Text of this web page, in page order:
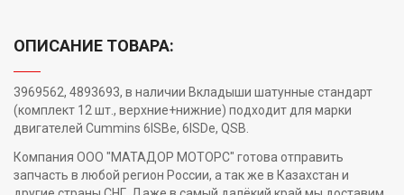
ОПИСАНИЕ ТОВАРА:
3969562, 4893693, в наличии Вкладыши шатунные стандарт
(комплект 12 шт., верхние+нижние) подходит для марки
двигателей Cummins 6ISBe, 6ISDe, QSB.
Компания ООО "МАТАДОР МОТОРС" готова отправить
запчасть в любой регион России, а так же в Казахстан и